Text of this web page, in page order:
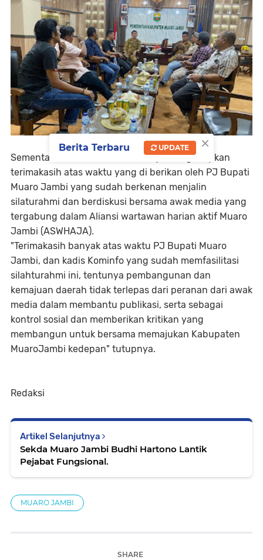
Sementara itu, Endi ketua Aswhaja mengucapkan
terimakasih atas waktu yang di berikan oleh PJ Bupati
Muaro Jambi yang sudah berkenan menjalin
silaturahmi dan berdiskusi bersama awak media yang
tergabung dalam Aliansi wartawan harian aktif Muaro
Jambi (ASWHAJA).
"Terimakasih banyak atas waktu PJ Bupati Muaro
Jambi, dan kadis Kominfo yang sudah memfasilitasi
silahturahmi ini, tentunya pembangunan dan
kemajuan daerah tidak terlepas dari peranan dari awak
media dalam membantu publikasi, serta sebagai
kontrol sosial dan memberikan kritikan yang
membangun untuk bersama memajukan Kabupaten
MuaroJambi kedepan" tutupnya.
Redaksi
Artikel Selanjutnya
Sekda Muaro Jambi Budhi Hartono Lantik
Pejabat Fungsional.
MUARO JAMBI
SHARE
×
Berita Terbaru UPDATE